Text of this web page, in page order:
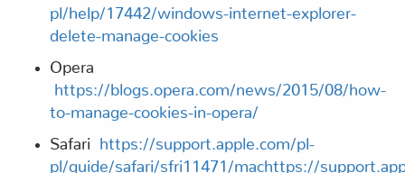
pl/help/17442/windows-internet-explorer-
delete-manage-cookies
Opera
https://blogs.opera.com/news/2015/08/how-
to-manage-cookies-in-opera/
Safari https://support.apple.com/pl-
pl/guide/safari/sfri11471/machttps://